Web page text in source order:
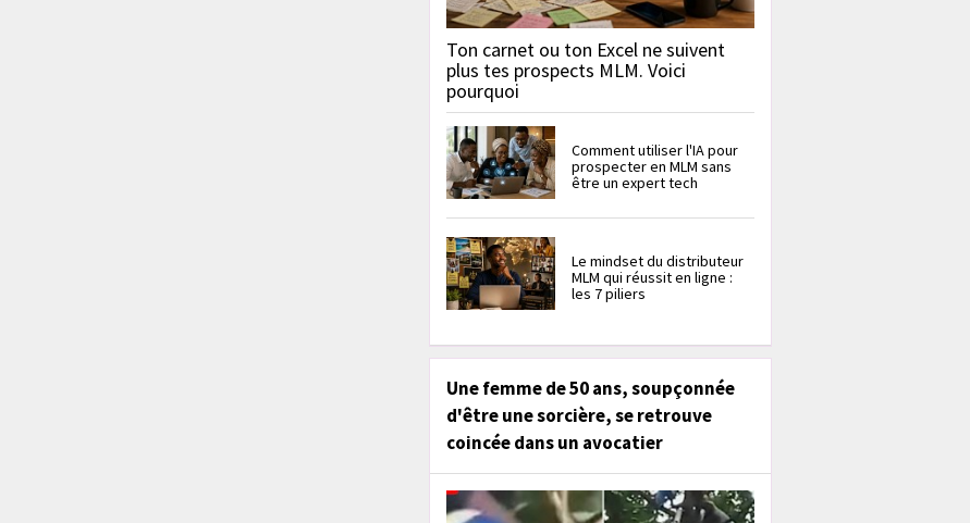
Ton carnet ou ton Excel ne suivent
plus tes prospects MLM. Voici
pourquoi
Comment utiliser l'IA pour
prospecter en MLM sans
être un expert tech
Le mindset du distributeur
MLM qui réussit en ligne :
les 7 piliers
Une femme de 50 ans, soupçonnée
d'être une sorcière, se retrouve
coincée dans un avocatier